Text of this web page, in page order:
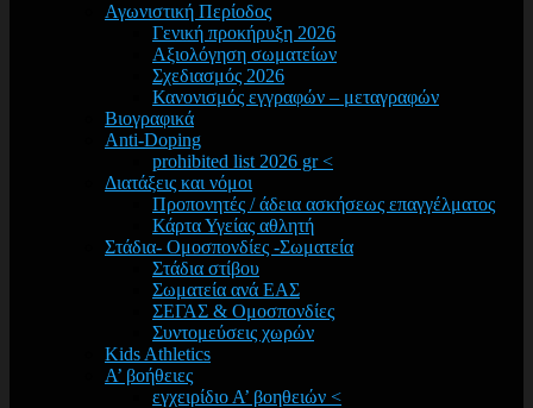
Αγωνιστική Περίοδος
Γενική προκήρυξη 2026
Αξιολόγηση σωματείων
Σχεδιασμός 2026
Κανονισμός εγγραφών – μεταγραφών
Βιογραφικά
Anti-Doping
prohibited list 2026 gr <
Διατάξεις και νόμοι
Προπονητές / άδεια ασκήσεως επαγγέλματος
Κάρτα Υγείας αθλητή
Στάδια- Ομοσπονδίες -Σωματεία
Στάδια στίβου
Σωματεία ανά ΕΑΣ
ΣΕΓΑΣ & Ομοσπονδίες
Συντομεύσεις χωρών
Kids Athletics
Α’ βοήθειες
εγχειρίδιο Α’ βοηθειών <